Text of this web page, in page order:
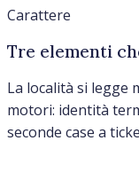
Carattere
Tre elementi
La località si legge
motori: identità
seconde case a